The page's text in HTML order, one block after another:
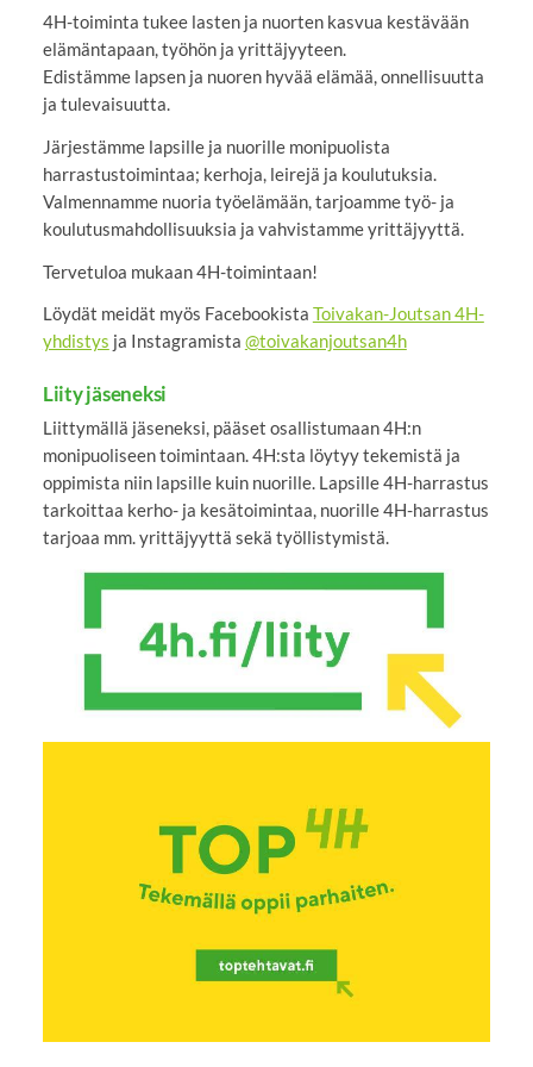
4H-toiminta tukee lasten ja nuorten kasvua kestävään
elämäntapaan, työhön ja yrittäjyyteen.
Edistämme lapsen ja nuoren hyvää elämää, onnellisuutta
ja tulevaisuutta.
Järjestämme lapsille ja nuorille monipuolista
harrastustoimintaa; kerhoja, leirejä ja koulutuksia.
Valmennamme nuoria työelämään, tarjoamme työ- ja
koulutusmahdollisuuksia ja vahvistamme yrittäjyyttä.
Tervetuloa mukaan 4H-toimintaan!
Löydät meidät myös Facebookista Toivakan-Joutsan 4H-
yhdistys ja Instagramista @toivakanjoutsan4h
Liity jäseneksi
Liittymällä jäseneksi, pääset osallistumaan 4H:n
monipuoliseen toimintaan. 4H:sta löytyy tekemistä ja
oppimista niin lapsille kuin nuorille. Lapsille 4H-harrastus
tarkoittaa kerho- ja kesätoimintaa, nuorille 4H-harrastus
tarjoaa mm. yrittäjyyttä sekä työllistymistä.